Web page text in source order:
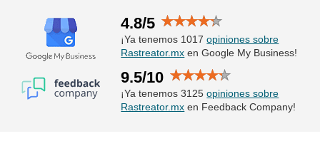
4.8/5
¡Ya tenemos 1017opiniones sobre
Rastreator.mx en Google My Business!
9.5/10
¡Ya tenemos 3125opiniones sobre
Rastreator.mx en Feedback Company!